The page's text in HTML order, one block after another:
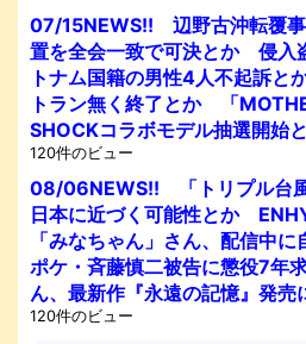
07/15NEWS!! 辺野古沖転覆事
置を全会一致で可決とか 侵入
トナム国籍の男性4人不起訴
トラン無く終了とか 「
SHOCKコラボモデル抽選開始
120件のビュー
08/06NEWS!! 「トリプル台
日本に近づく可能性とか
「みなちゃん」さん、配信中
ポケ・斉藤慎二被告に懲役7年
ん、最新作『永遠の記憶』発売
120件のビュー